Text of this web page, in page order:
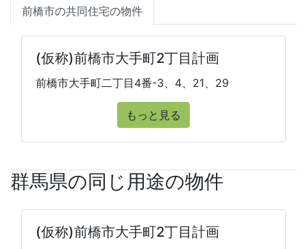
前橋市の共同住宅の物件
(仮称)前橋市大手町2丁目計画
前橋市大手町二丁目4番-3、4、21、29
もっと見る
群馬県の同じ用途の物件
(仮称)前橋市大手町2丁目計画